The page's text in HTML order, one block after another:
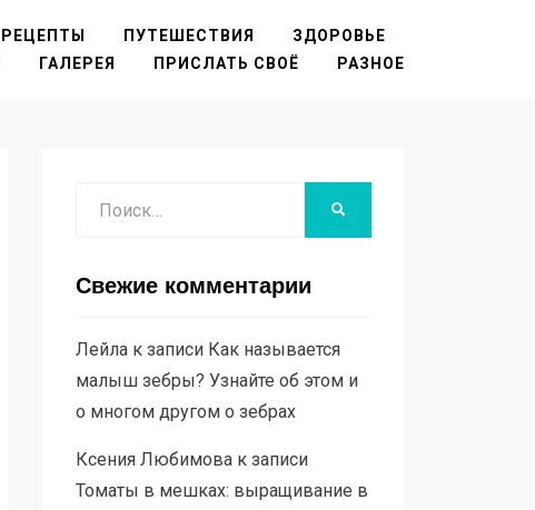
РЕЦЕПТЫ ПУТЕШЕСТВИЯ
ЗДОРОВЬЕ
ГАЛЕРЕЯ ПРИСЛАТЬ СВОЁ РАЗНОЕ
Свежие комментарии
Лейлак записи Как называется
малыш зебры? Узнайте об этом и
о многом другом о зебрах
Ксения Любимовак записи
Томаты в мешках: выращивание в